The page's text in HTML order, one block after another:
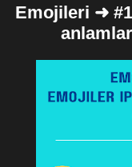
Emojileri ➜